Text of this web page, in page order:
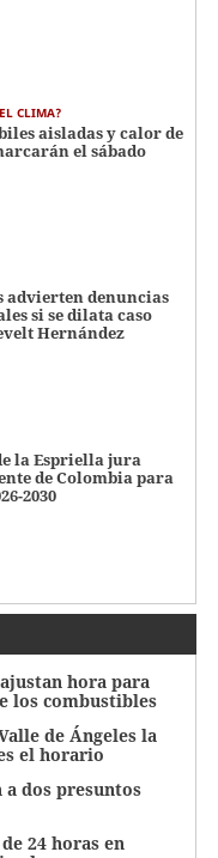
CLIMA?
aisladas y calor de
el sábado
advierten denuncias
si se dilata caso
Hernández
la Espriella jura
de Colombia para
2030
hora para
los combustibles
de Ángeles la
el horario
dos presuntos
24 horas en